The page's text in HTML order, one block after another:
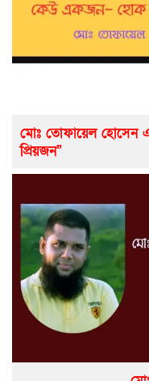
মোঃ তোফায়েল
প্রিয়জন”